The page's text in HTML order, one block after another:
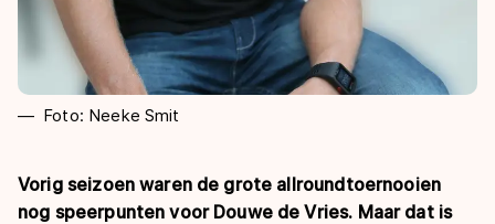
Livestreams
Word schaatsfan!
Winacties
Medaille overzicht
Medaillespiegel
Olympische uitslagen
Foto: Neeke Smit
Vorig seizoen waren de grote allroundtoernooien
nog speerpunten voor Douwe de Vries. Maar dat is